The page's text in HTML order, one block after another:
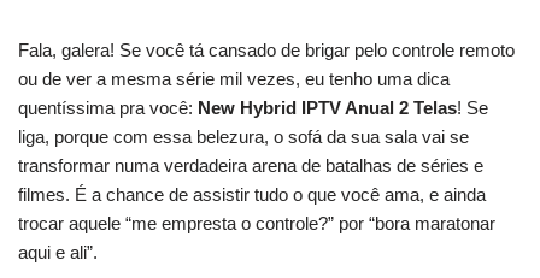
Fala, galera! Se você tá cansado de brigar pelo controle remoto
ou de ver a mesma série mil vezes, eu tenho uma dica
quentíssima pra você: New Hybrid IPTV Anual 2 Telas! Se
liga, porque com essa belezura, o sofá da sua sala vai se
transformar numa verdadeira arena de batalhas de séries e
filmes. É a chance de assistir tudo o que você ama, e ainda
trocar aquele “me empresta o controle?” por “bora maratonar
aqui e ali”.